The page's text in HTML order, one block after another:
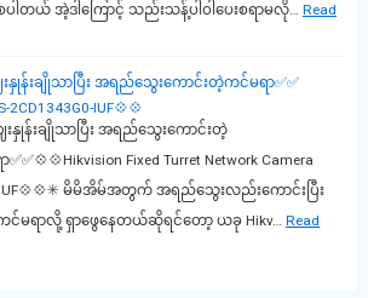
ါတယ် အဲ့ဒါကြောင့် သည်းသန့်ပါဝါပေးစရာမလို… Read
းနှုန်းချိုသာပြီး အရည်သွေးကောင်းတဲ့ကင်မရာ✅✅
2CD1343G0-IUF💠💠
ေးနှုန်းချိုသာပြီး အရည်သွေးကောင်းတဲ့
Fixed Turret Network Camera
IUF💠💠✳️ မိမိအိမ်အတွက် အရည်သွေးလည်းကောင်းပြီး
င်မရာလို့ ရှာဖွေနေတယ်ဆိုရင်တော့ ယခု Hikv… Read